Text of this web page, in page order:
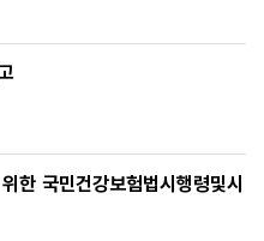
한 국민건강보험법시행령및시